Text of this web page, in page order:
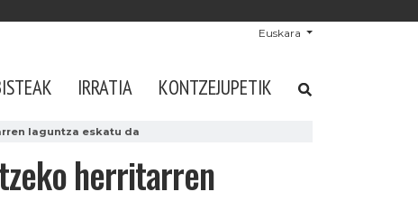
Euskara
IRRATIA KONTZEJUPETIK
laguntza eskatu da
herritarren